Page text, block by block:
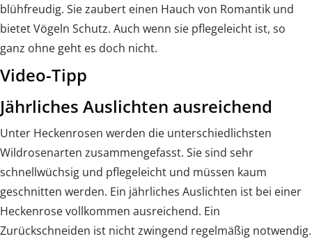
blühfreudig. Sie zaubert einen Hauch von Romantik und
bietet Vögeln Schutz. Auch wenn sie pflegeleicht ist, so
ganz ohne geht es doch nicht.
Video-Tipp
Jährliches Auslichten ausreichend
Unter Heckenrosen werden die unterschiedlichsten
Wildrosenarten zusammengefasst. Sie sind sehr
schnellwüchsig und pflegeleicht und müssen kaum
geschnitten werden. Ein jährliches Auslichten ist bei einer
Heckenrose vollkommen ausreichend. Ein
Zurückschneiden ist nicht zwingend regelmäßig notwendig.